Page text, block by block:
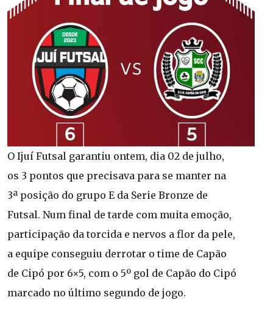
O Ijuí Futsal garantiu ontem, dia 02 de julho,
os 3 pontos que precisava para se manter na
3ª posição do grupo E da Serie Bronze de
Futsal. Num final de tarde com muita emoção,
participação da torcida e nervos a flor da pele,
a equipe conseguiu derrotar o time de Capão
de Cipó por 6×5, com o 5º gol de Capão do Cipó
marcado no último segundo de jogo.